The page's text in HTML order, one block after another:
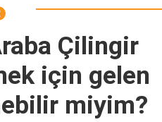
Çilingir
için gelen
miyim?